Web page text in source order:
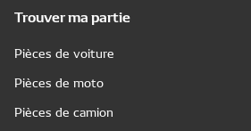
Trouver ma partie
Pièces de voiture
Pièces de moto
Pièces de camion